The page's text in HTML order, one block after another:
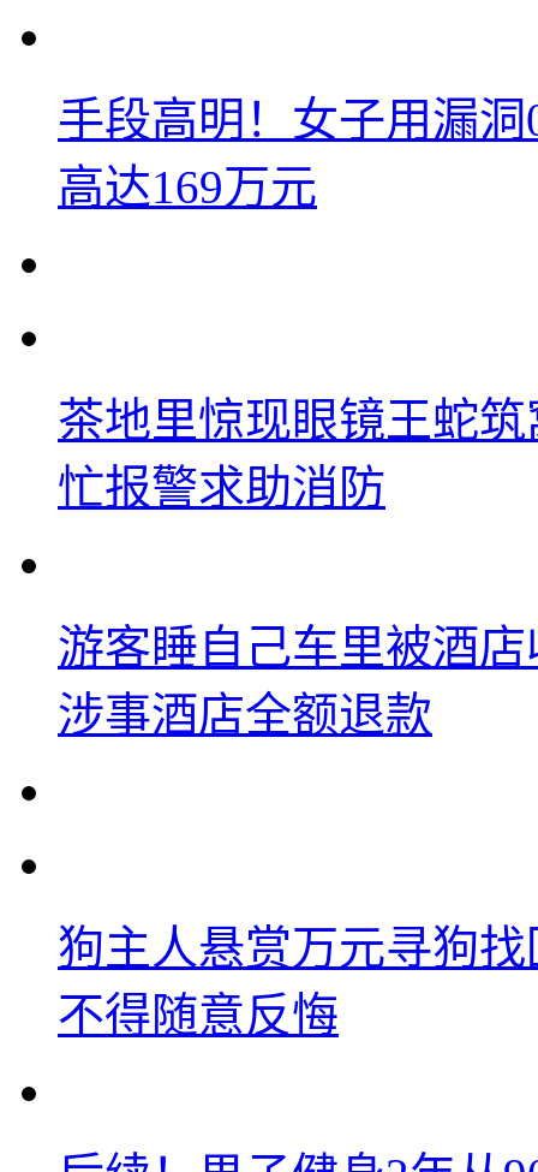
手段高明！女子用漏
高达169万元
茶地里惊现眼镜王蛇
忙报警求助消防
游客睡自己车里被酒
涉事酒店全额退款
狗主人悬赏万元寻狗
不得随意反悔